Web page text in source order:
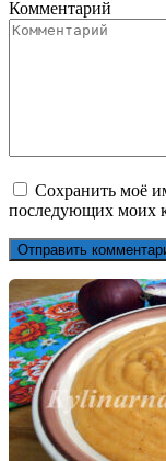
Комментарий
Сохранить моё
последующих моих